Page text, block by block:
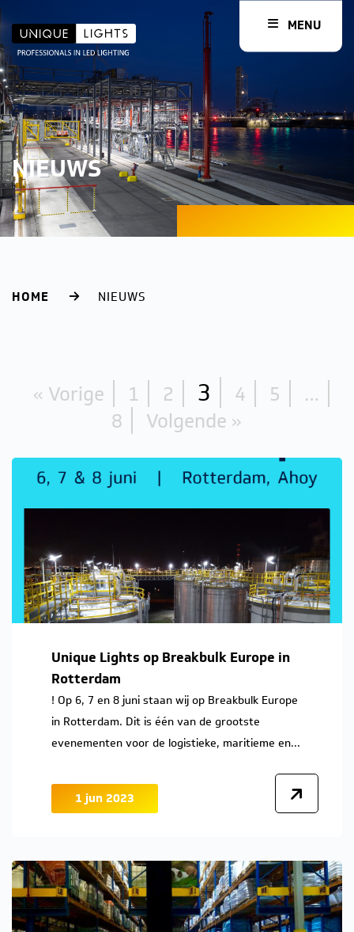
MENU
NIEUWS
HOME NIEUWS
« Vorige 1 2 3 4 5
…
8
Volgende »
1 jun 2023
Unique Lights op Breakbulk Europe in
Rotterdam
! Op 6, 7 en 8 juni staan wij op Breakbulk Europe
in Rotterdam. Dit is één van de grootste
evenementen voor de logistieke, maritieme en...